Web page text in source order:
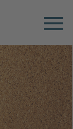
Menu